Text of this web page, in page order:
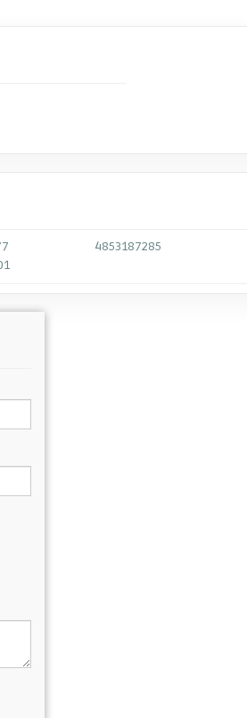
4853187285